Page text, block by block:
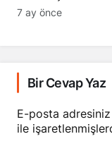
7 ay önce
Bir Cevap Yaz
E-posta
ile